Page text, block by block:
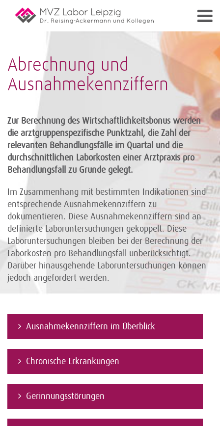
Abrechnung und
Ausnahmekennziffern
Zur Berechnung des Wirtschaftlichkeitsbonus werden
die arztgruppenspezifische Punktzahl, die Zahl der
relevanten Behandlungsfälle im Quartal und die
durchschnittlichen Laborkosten einer Arztpraxis pro
Behandlungsfall zu Grunde gelegt.
Im Zusammenhang mit bestimmten Indikationen sind
entsprechende Ausnahmekennziffern zu
dokumentieren. Diese Ausnahmekennziffern sind an
definierte Laboruntersuchungen gekoppelt. Diese
Laboruntersuchungen bleiben bei der Berechnung der
Laborkosten pro Behandlungsfall unberücksichtigt.
Darüber hinausgehende Laboruntersuchungen können
jedoch angefordert werden.
Ausnahmekennziffern im Überblick
Chronische Erkrankungen
Gerinnungsstörungen